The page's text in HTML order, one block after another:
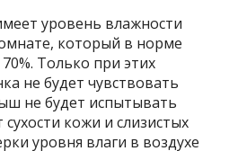
уровень влажности
который в норме
Только при этих
не будет чувствовать
не будет испытывать
кожи и слизистых
уровня влаги в воздухе